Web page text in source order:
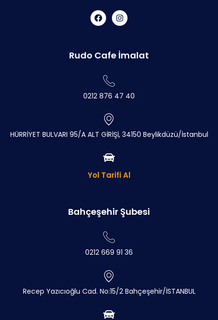
Rudo Cafe İmalat
0212 876 47 40
HÜRRİYET BULVARI 95/A ALT GİRİŞİ, 34150 Beylikdüzü/İstanbul
Yol Tarifi Al
Bahçeşehir Şubesi
0212 669 91 36
Recep Yazıcıoğlu Cad. No:15/2 Bahçeşehir/İSTANBUL